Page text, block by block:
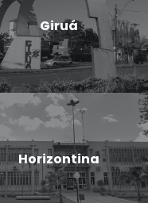
Giruá
Horizontina